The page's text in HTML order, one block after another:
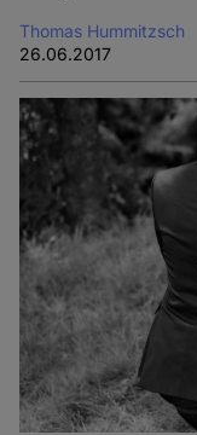
Thomas Hummitzsch
26.06.2017